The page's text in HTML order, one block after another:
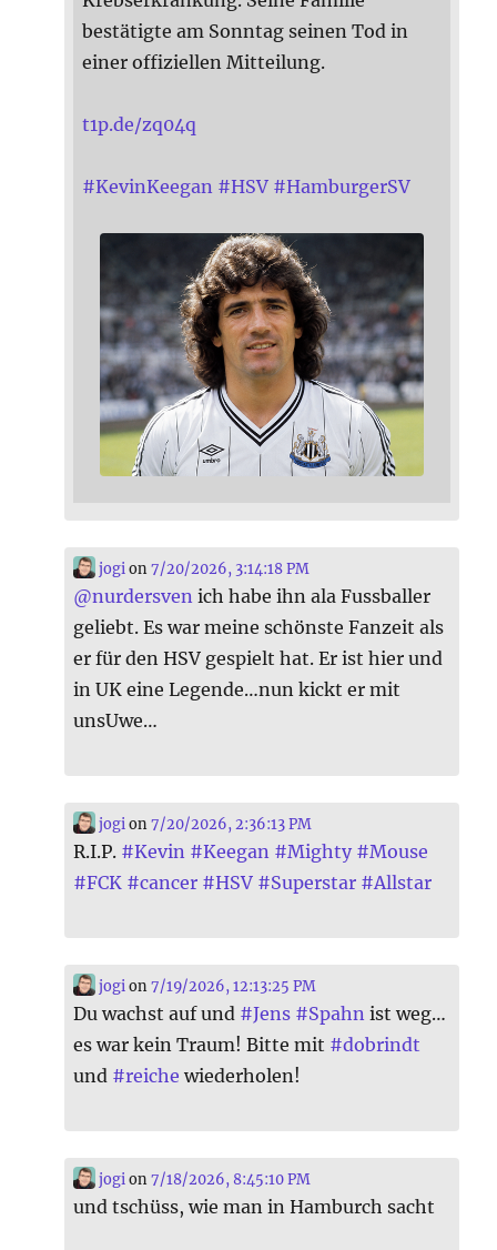
bestätigte am Sonntag seinen Tod in
einer offiziellen Mitteilung.
t1p.de/zq04q
#KevinKeegan #HSV #HamburgerSV
jogi on7/20/2026, 3:14:18 PM
@nurdersven ich habe ihn ala Fussballer
geliebt. Es war meine schönste Fanzeit als
er für den HSV gespielt hat. Er ist hier und
in UK eine Legende…nun kickt er mit
unsUwe…
jogi on7/20/2026, 2:36:13 PM
R.I.P. #Kevin #Keegan #Mighty #Mouse
#FCK #cancer #HSV #Superstar #Allstar
jogi on7/19/2026, 12:13:25 PM
Du wachst auf und #Jens #Spahn ist weg…
es war kein Traum! Bitte mit #dobrindt
und #reiche wiederholen!
jogi on7/18/2026, 8:45:10 PM
und tschüss, wie man in Hamburch sacht